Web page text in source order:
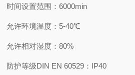
时间设置范围：6000min
允许环境温度： 5-40℃
允许相对湿度：80%
防护等级DIN EN 60529： IP40